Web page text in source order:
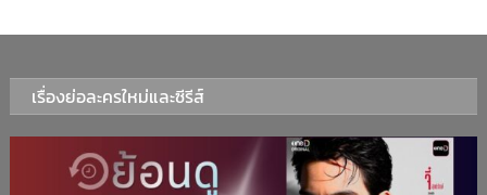
เรื่องย่อละครใหม่และซีรีส์